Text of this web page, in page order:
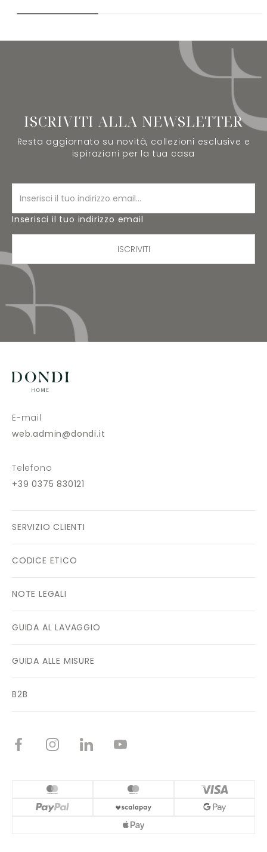
ISCRIVITI ALLA NEWSLETTER
Resta aggiornato su novità, collezioni esclusive e
ispirazioni per la tua casa
Inserisci il tuo indirizzo email
ISCRIVITI
E-mail
web.admin@dondi.it
Telefono
+39 0375 830121
SERVIZIO CLIENTI
CODICE ETICO
NOTE LEGALI
GUIDA AL LAVAGGIO
GUIDA ALLE MISURE
B2B